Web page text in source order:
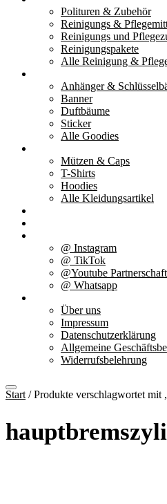
Polituren & Zubehör
Reinigungs &
Reinigungs und
Reinigungspakete
Alle Reinigung &
Anhänger &
Banner
Duftbäume
Sticker
Alle Goodies
Mützen & Caps
T-Shirts
Hoodies
Alle Kleidungsartikel
@ Instagram
@ TikTok
@Youtube Partnerschaft
@ Whatsapp
Über uns
Impressum
Datenschutzerklärung
Allgemeine
Widerrufsbelehrung
Start / Produkte verschlagwortet mit